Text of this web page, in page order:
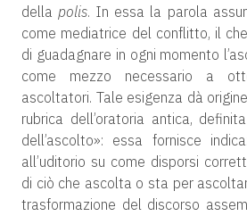
dellapolis. In essa la parola
come mediatrice del conflitto, il
di guadagnare in ogni momento
come mezzo necessario a
ascoltatori. Tale esigenza dà
rubrica dell’oratoria antica,
dell’ascolto»: essa fornisce
all’uditorio su come disporsi
di ciò che ascolta o sta per
trasformazione del discorso